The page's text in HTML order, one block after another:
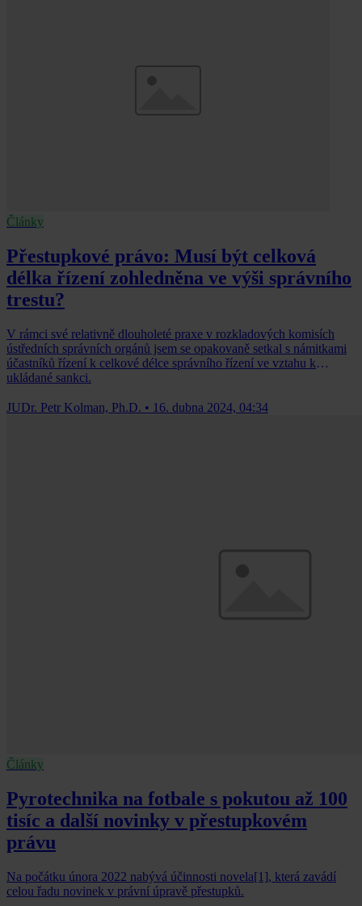
Články
Přestupkové právo: Musí být celková
délka řízení zohledněna ve výši správního
trestu?
V rámci své relativně dlouholeté praxe v rozkladových komisích
ústředních správních orgánů jsem se opakovaně setkal s námitkami
účastníků řízení k celkové délce správního řízení ve vztahu k
ukládané sankci.
JUDr. Petr Kolman, Ph.D. • 16. dubna 2024, 04:34
Články
Pyrotechnika na fotbale s pokutou až 100
tisíc a další novinky v přestupkovém
právu
Na počátku února 2022 nabývá účinnosti novela[1], která zavádí
celou řadu novinek v právní úpravě přestupků.